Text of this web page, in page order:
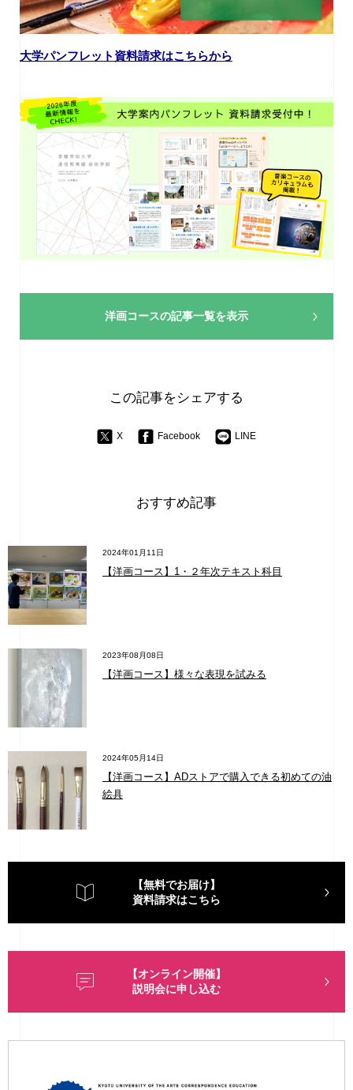
大学パンフレット資料請求はこちらから
洋画コースの記事一覧を表示
この記事をシェアする
X Facebook LINE
おすすめ記事
2024年01月11日
【洋画コース】1・２年次テキスト科目
2023年08月08日
【洋画コース】様々な表現を試みる
2024年05月14日
【洋画コース】ADストアで購入できる初めての油
絵具
【無料でお届け】
資料請求はこちら
【オンライン開催】
説明会に申し込む